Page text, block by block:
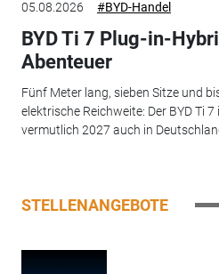
05.08.2026 #BYD-Handel
BYD Ti 7 Plug-in-
Abenteuer
Fünf Meter lang, sieben Sitze und
elektrische Reichweite: Der BYD Ti
vermutlich 2027 auch in
STELLENANGEBOTE